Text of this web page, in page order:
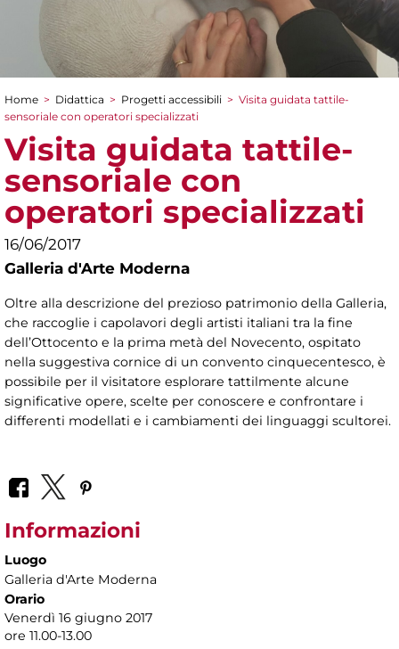
Tu sei qui
Home > Didattica > Progetti accessibili > Visita guidata tattile-
sensoriale con operatori specializzati
Visita guidata tattile-
sensoriale con
operatori specializzati
16/06/2017
Galleria d'Arte Moderna
Oltre alla descrizione del prezioso patrimonio della Galleria,
che raccoglie i capolavori degli artisti italiani tra la fine
dell’Ottocento e la prima metà del Novecento, ospitato
nella suggestiva cornice di un convento cinquecentesco, è
possibile per il visitatore esplorare tattilmente alcune
significative opere, scelte per conoscere e confrontare i
differenti modellati e i cambiamenti dei linguaggi scultorei.
Informazioni
Luogo
Galleria d'Arte Moderna
Orario
Venerdì 16 giugno 2017
ore 11.00-13.00